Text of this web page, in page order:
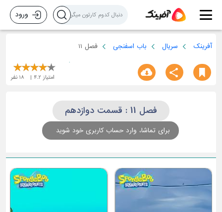
ورود
آفرینک سریال باب اسفنجی فصل 11
امتیاز 4.2
18 نفر
فصل 11 : قسمت دوازدهم
برای تماشا، وارد حساب کاربری خود شوید
قسمت سوم : بازگشت